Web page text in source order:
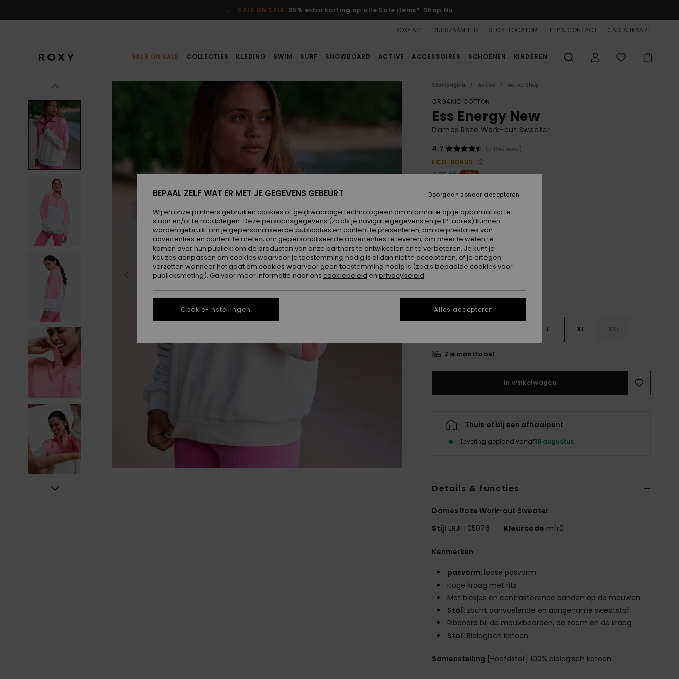
SALE ON SALE 25% extra korting op alle Sale items* Shop Nu
ROXY APP DUURZAAMHEID STORE LOCATOR HELP & CONTACT CADEAUKAART
SALE ON SALE COLLECTIES KLEDING SWIM SURF SNOWBOARD ACTIVE ACCESSOIRES SCHOENEN KINDEREN
Startpagina Active Active Shop
ORGANIC COTTON
Ess Energy New
Dames Roze Work-out Sweater
4.7
(7 Reviews)
ECO-BONUS
€ 75,00
55%
€ 33,75
SALE ON SALE 25% EXTRA
KleurPlumeria
L XL XXL
Zie maattabel
In winkelwagen
Thuis of bij een afhaalpunt
Levering gepland vanaf10 augustus
Details & functies
Dames Roze Work-out Sweater
Stijl ERJFT05076 Kleurcode mfr0
Kenmerken
pasvorm: loose pasvorm
Hoge kraag met rits
Met biesjes en contrasterende banden op de mouwen
Stof: zacht aanvoelende en aangename sweatstof
Ribboord bij de mouwboorden, de zoom en de kraag
Stof: Biologisch katoen
Samenstelling [Hoofdstof] 100% biologisch katoen
BEPAAL ZELF WAT ER MET JE GEGEVENS GEBEURT
Wij en onze partners gebruiken cookies of gelijkwaardige technologieën om informatie op je apparaat op te
slaan en/of te raadplegen. Deze persoonsgegevens (zoals je navigatiegegevens en je IP-adres) kunnen
worden gebruikt om je gepersonaliseerde publicaties en content te presenteren; om de prestaties van
advertenties en content te meten; om gepersonaliseerde advertenties te leveren; om meer te weten te
komen over hun publiek; om de producten van onze partners te ontwikkelen en te verbeteren. Je kunt je
keuzes aanpassen om cookies waarvoor je toestemming nodig is al dan niet te accepteren, of je ertegen
verzetten wanneer het gaat om cookies waarvoor geen toestemming nodig is (zoals bepaalde cookies voor
publieksmeting). Ga voor meer informatie naar ons cookiebeleid en privacybeleid
Cookie-instellingen
Doorgaan zonder accepteren
Alles accepteren